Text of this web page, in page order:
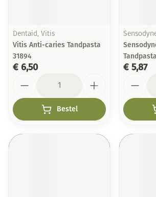
Dentaid, Vitis
Vitis Anti-caries Tandpasta
31894
€ 6,50
Bestel
€ 5,87